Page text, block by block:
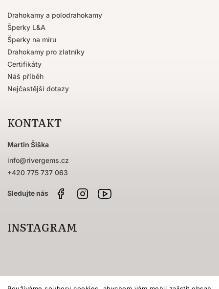
Drahokamy a polodrahokamy
Šperky L&A
Šperky na míru
Drahokamy pro zlatníky
Certifikáty
Náš příběh
Nejčastější dotazy
KONTAKT
Martin Šiška
info@rivergems.cz
+420 775 737 063
FacebookInstagram
INSTAGRAM